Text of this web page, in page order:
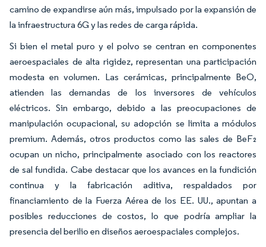
camino de expandirse aún más, impulsado por la expansión de
la infraestructura 6G y las redes de carga rápida.
Si bien el metal puro y el polvo se centran en componentes
aeroespaciales de alta rigidez, representan una participación
modesta en volumen. Las cerámicas, principalmente BeO,
atienden las demandas de los inversores de vehículos
eléctricos. Sin embargo, debido a las preocupaciones de
manipulación ocupacional, su adopción se limita a módulos
premium. Además, otros productos como las sales de BeF₂
ocupan un nicho, principalmente asociado con los reactores
de sal fundida. Cabe destacar que los avances en la fundición
continua y la fabricación aditiva, respaldados por
financiamiento de la Fuerza Aérea de los EE. UU., apuntan a
posibles reducciones de costos, lo que podría ampliar la
presencia del berilio en diseños aeroespaciales complejos.